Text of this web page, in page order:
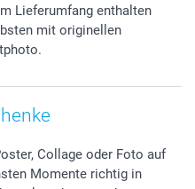
Lieferumfang enthalten
mit originellen
Collage oder Foto auf
Momente richtig in